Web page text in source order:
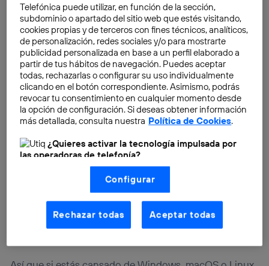
tienen su propia app para Android.
Telefónica puede utilizar, en función de la sección,
subdominio o apartado del sitio web que estés visitando,
cookies propias y de terceros con fines técnicos, analíticos,
de personalización, redes sociales y/o para mostrarte
publicidad personalizada en base a un perfil elaborado a
partir de tus hábitos de navegación. Puedes aceptar
todas, rechazarlas o configurar su uso individualmente
clicando en el botón correspondiente. Asimismo, podrás
revocar tu consentimiento en cualquier momento desde
la opción de configuración. Si deseas obtener información
más detallada, consulta nuestra Política de Cookies.
¿Quieres activar la tecnología impulsada por
las operadoras de telefonía?
Nosotros, Telefónica S.A., utilizamos la tecnología Utiq para
realizar nuestras acciones de marketing digital o análisis
(como se describe en este aviso de consentimiento)
basadas en tu navegación en nuestra(s) web(s)
aquí(solo cuando utilizas una conexión a
internet habilitada , proporcionada por una de las
operadoras de telefonía participantes, y otorgas tu
Configurar
Rechazar todas Aceptar todas